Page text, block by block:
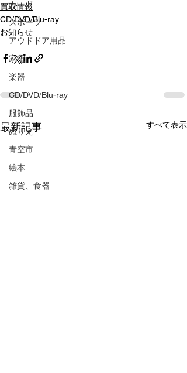
カード
スポーツ
アウドドア用品
家電
楽器
CD/DVD/Blu-ray
服飾品
ぬりえ
青空市
絵本
雑貨、食器
買取情報
CD/DVD/Blu-ray
お知らせ
最新記事 すべて表示